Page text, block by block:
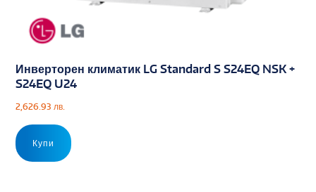
Инверторен климатик LG Standard S S24EQ NSK +
S24EQ U24
2,626.93 лв.
Купи